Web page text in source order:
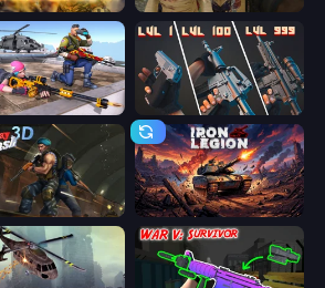
Sniper Attack 3D: Shooting War Zombie Survival Ultimate
FPS Commando Gun Shooting Game The Range 3D
Subway Clash Remastered Iron Legion